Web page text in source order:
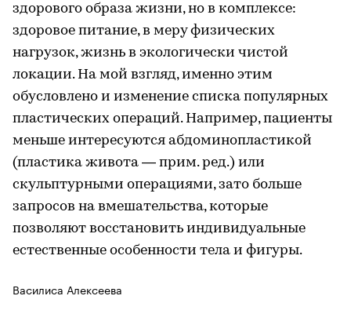
здорового образа жизни, но в комплексе:
здоровое питание, в меру физических
нагрузок, жизнь в экологически чистой
локации. На мой взгляд, именно этим
обусловлено и изменение списка популярных
пластических операций. Например, пациенты
меньше интересуются абдоминопластикой
(пластика живота — прим. ред.) или
скульптурными операциями, зато больше
запросов на вмешательства, которые
позволяют восстановить индивидуальные
естественные особенности тела и фигуры.
Василиса Алексеева